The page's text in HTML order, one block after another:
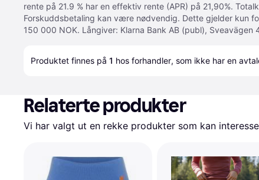
rente på 21.9 % har en effektiv rente (APR) på 21,90%.
Forskuddsbetaling kan være nødvendig. Dette gjelder kun
150 000 NOK. Långiver: Klarna Bank AB (publ),
Produktet finnes på 1 hos forhandler, som ikke har en
Relaterte produkter
Vi har valgt ut en rekke produkter som kan